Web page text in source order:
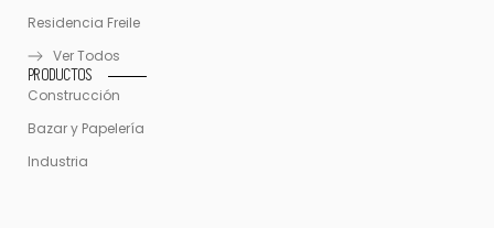
Residencia Freile
Ver Todos
PRODUCTOS
Construcción
Bazar y Papelería
Industria